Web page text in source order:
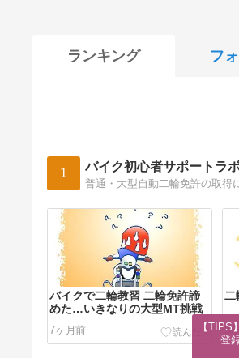
ランキング フ
1 バイク初心者サポートラ
普通・大型自動二輪免許の取得
バイクで二輪教習 二輪免許諦
めた…いきなりの大型MT挑戦
7ヶ月前
二
3
【TIPS
登